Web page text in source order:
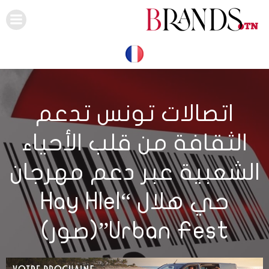
اتصالات تونس تدعم
الثقافة من قلب الأحياء
الشعبية عبر دعم مهرجان
حي هلال “Hay Hlel
Urban Fest”(صور)